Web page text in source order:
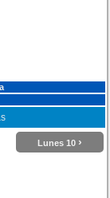
Lunes 10 ›